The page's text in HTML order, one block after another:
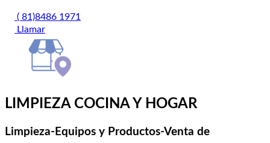
( 81)8486 1971
Llamar
LIMPIEZA COCINA Y HOGAR
Limpieza-Equipos y Productos-Venta de